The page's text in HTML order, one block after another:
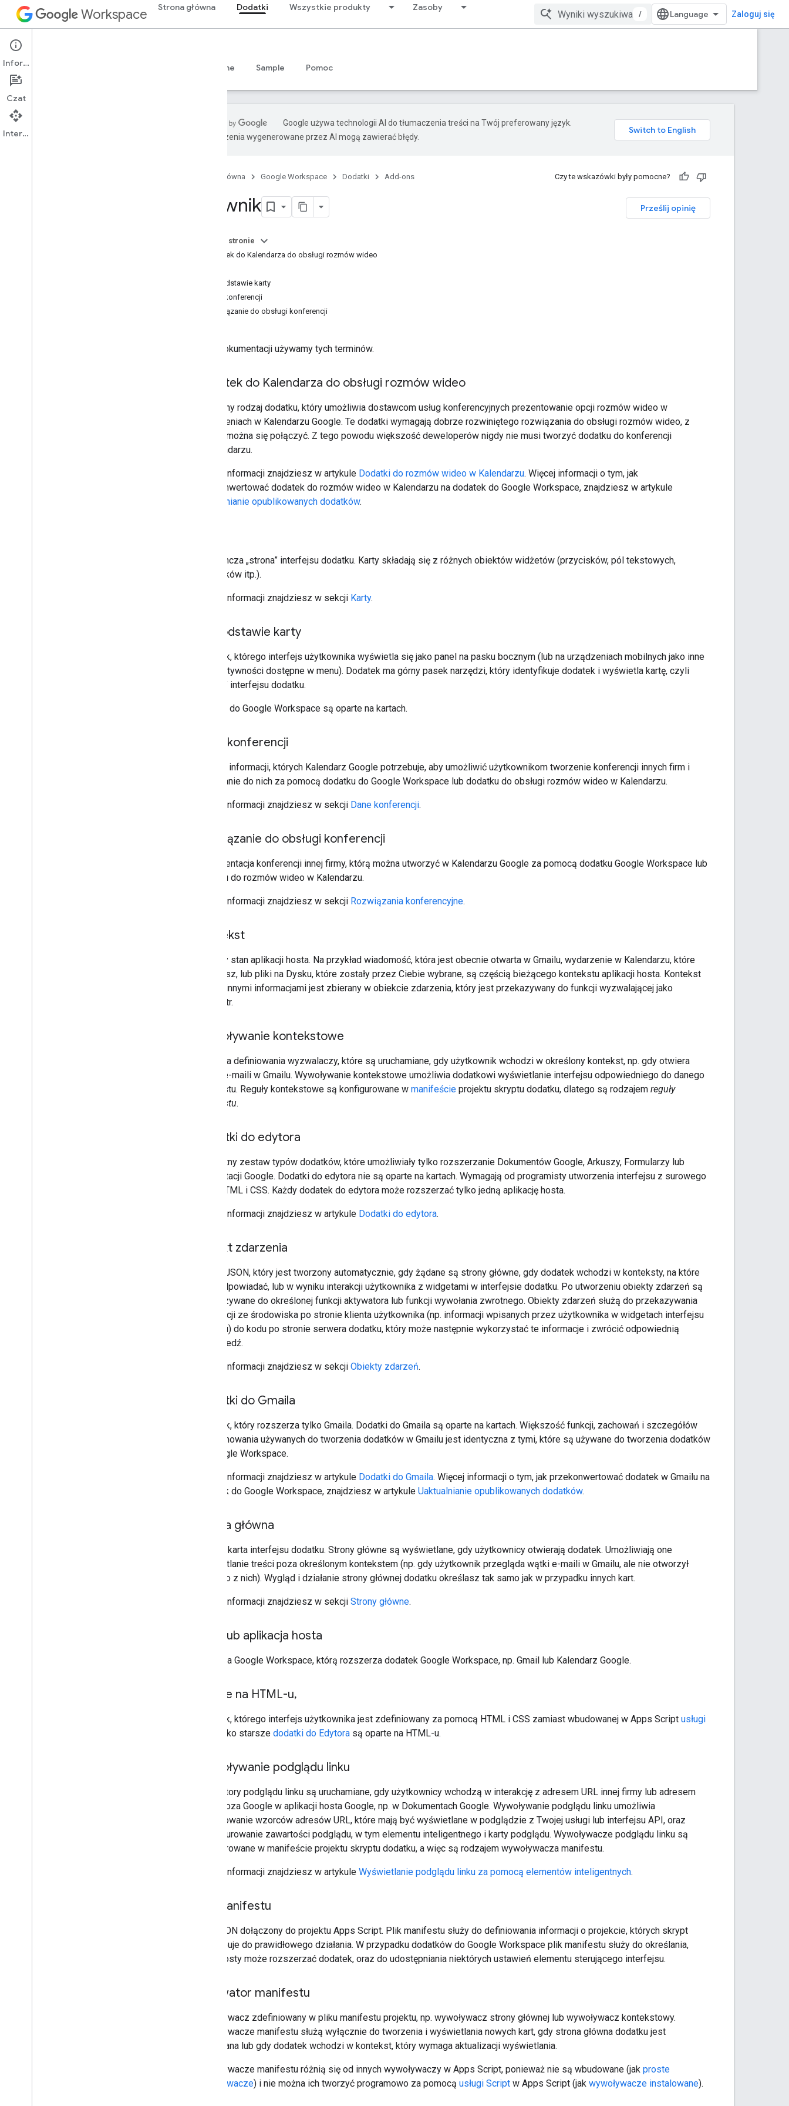
Workspace Strona główna Dodatki Wszystkie produkty Zasoby
/ Zaloguj się
Add-ons
Przegląd Materiały referencyjne Sample Pomoc
Google używa technologii AI do tłumaczenia treści na Twój preferowany język.
Tłumaczenia wygenerowane przez AI mogą zawierać błędy.
Strona główna Google Workspace Dodatki Add-ons Czy te wskazówki były pomocne?
Prześlij opinię
Słownik
Na tej stronie
Dodatek do Kalendarza do obsługi rozmów wideo
Na podstawie karty
Dane konferencji
Rozwiązanie do obsługi konferencji
W tej dokumentacji używamy tych terminów.
Dodatek do Kalendarza do obsługi rozmów wideo
Specjalny rodzaj dodatku, który umożliwia dostawcom usług konferencyjnych prezentowanie opcji rozmów wideo w
wydarzeniach w Kalendarzu Google. Te dodatki wymagają dobrze rozwiniętego rozwiązania do obsługi rozmów wideo, z
którym można się połączyć. Z tego powodu większość deweloperów nigdy nie musi tworzyć dodatku do konferencji
w Kalendarzu.
Więcej informacji znajdziesz w artykule Dodatki do rozmów wideo w Kalendarzu. Więcej informacji o tym, jak
przekonwertować dodatek do rozmów wideo w Kalendarzu na dodatek do Google Workspace, znajdziesz w artykule
Uaktualnianie opublikowanych dodatków.
Pojedyncza „strona” interfejsu dodatku. Karty składają się z różnych obiektów widżetów (przycisków, pól tekstowych,
nagłówków itp.).
Więcej informacji znajdziesz w sekcji Karty.
Na podstawie karty
Dodatek, którego interfejs użytkownika wyświetla się jako panel na pasku bocznym (lub na urządzeniach mobilnych jako inne
okno aktywności dostępne w menu). Dodatek ma górny pasek narzędzi, który identyfikuje dodatek i wyświetla kartę, czyli
„stronę” interfejsu dodatku.
Dodatki do Google Workspace są oparte na kartach.
Dane konferencji
Zestaw informacji, których Kalendarz Google potrzebuje, aby umożliwić użytkownikom tworzenie konferencji innych firm i
dołączanie do nich za pomocą dodatku do Google Workspace lub dodatku do obsługi rozmów wideo w Kalendarzu.
Więcej informacji znajdziesz w sekcji Dane konferencji.
Rozwiązanie do obsługi konferencji
Reprezentacja konferencji innej firmy, którą można utworzyć w Kalendarzu Google za pomocą dodatku Google Workspace lub
dodatku do rozmów wideo w Kalendarzu.
Więcej informacji znajdziesz w sekcji Rozwiązania konferencyjne.
Kontekst
Bieżący stan aplikacji hosta. Na przykład wiadomość, która jest obecnie otwarta w Gmailu, wydarzenie w Kalendarzu, które
edytujesz, lub pliki na Dysku, które zostały przez Ciebie wybrane, są częścią bieżącego kontekstu aplikacji hosta. Kontekst
wraz z innymi informacjami jest zbierany w obiekcie zdarzenia, który jest przekazywany do funkcji wyzwalającej jako
parametr.
Wywoływanie kontekstowe
Praktyka definiowania wyzwalaczy, które są uruchamiane, gdy użytkownik wchodzi w określony kontekst, np. gdy otwiera
wątek e-maili w Gmailu. Wywoływanie kontekstowe umożliwia dodatkowi wyświetlanie interfejsu odpowiedniego do danego
kontekstu. Reguły kontekstowe są konfigurowane w manifeście projektu skryptu dodatku, dlatego są rodzajem reguły
manifestu.
Dodatki do edytora
Pierwotny zestaw typów dodatków, które umożliwiały tylko rozszerzanie Dokumentów Google, Arkuszy, Formularzy lub
Prezentacji Google. Dodatki do edytora nie są oparte na kartach. Wymagają od programisty utworzenia interfejsu z surowego
kodu HTML i CSS. Każdy dodatek do edytora może rozszerzać tylko jedną aplikację hosta.
Więcej informacji znajdziesz w artykule Dodatki do edytora.
Obiekt zdarzenia
Obiekt JSON, który jest tworzony automatycznie, gdy żądane są strony główne, gdy dodatek wchodzi w konteksty, na które
musi odpowiadać, lub w wyniku interakcji użytkownika z widgetami w interfejsie dodatku. Po utworzeniu obiekty zdarzeń są
przekazywane do określonej funkcji aktywatora lub funkcji wywołania zwrotnego. Obiekty zdarzeń służą do przekazywania
informacji ze środowiska po stronie klienta użytkownika (np. informacji wpisanych przez użytkownika w widgetach interfejsu
dodatku) do kodu po stronie serwera dodatku, który może następnie wykorzystać te informacje i zwrócić odpowiednią
odpowiedź.
Więcej informacji znajdziesz w sekcji Obiekty zdarzeń.
Dodatki do Gmaila
Dodatek, który rozszerza tylko Gmaila. Dodatki do Gmaila są oparte na kartach. Większość funkcji, zachowań i szczegółów
programowania używanych do tworzenia dodatków w Gmailu jest identyczna z tymi, które są używane do tworzenia dodatków
do Google Workspace.
Więcej informacji znajdziesz w artykule Dodatki do Gmaila. Więcej informacji o tym, jak przekonwertować dodatek w Gmailu na
dodatek do Google Workspace, znajdziesz w artykule Uaktualnianie opublikowanych dodatków.
Strona główna
Główna karta interfejsu dodatku. Strony główne są wyświetlane, gdy użytkownicy otwierają dodatek. Umożliwiają one
wyświetlanie treści poza określonym kontekstem (np. gdy użytkownik przegląda wątki e-maili w Gmailu, ale nie otworzył
żadnego z nich). Wygląd i działanie strony głównej dodatku określasz tak samo jak w przypadku innych kart.
Więcej informacji znajdziesz w sekcji Strony główne.
Host lub aplikacja hosta
Aplikacja Google Workspace, którą rozszerza dodatek Google Workspace, np. Gmail lub Kalendarz Google.
oparte na HTML-u,
Dodatek, którego interfejs użytkownika jest zdefiniowany za pomocą HTML i CSS zamiast wbudowanej w Apps Script usługi
. Tylko starsze dodatki do Edytora są oparte na HTML-u.
Wywoływanie podglądu linku
Aktywatory podglądu linku są uruchamiane, gdy użytkownicy wchodzą w interakcję z adresem URL innej firmy lub adresem
URL spoza Google w aplikacji hosta Google, np. w Dokumentach Google. Wywoływanie podglądu linku umożliwia
zdefiniowanie wzorców adresów URL, które mają być wyświetlane w podglądzie z Twojej usługi lub interfejsu API, oraz
skonfigurowanie zawartości podglądu, w tym elementu inteligentnego i karty podglądu. Wywoływacze podglądu linku są
konfigurowane w manifeście projektu skryptu dodatku, a więc są rodzajem wywoływacza manifestu.
Więcej informacji znajdziesz w artykule Wyświetlanie podglądu linku za pomocą elementów inteligentnych.
Plik manifestu
Plik JSON dołączony do projektu Apps Script. Plik manifestu służy do definiowania informacji o projekcie, których skrypt
potrzebuje do prawidłowego działania. W przypadku dodatków do Google Workspace plik manifestu służy do określania,
które hosty może rozszerzać dodatek, oraz do udostępniania niektórych ustawień elementu sterującego interfejsu.
Aktywator manifestu
Wywoływacz zdefiniowany w pliku manifestu projektu, np. wywoływacz strony głównej lub wywoływacz kontekstowy.
Wywoływacze manifestu służą wyłącznie do tworzenia i wyświetlania nowych kart, gdy strona główna dodatku jest
wymagana lub gdy dodatek wchodzi w kontekst, który wymaga aktualizacji wyświetlania.
Wywoływacze manifestu różnią się od innych wywoływaczy w Apps Script, ponieważ nie są wbudowane (jak proste
wywoływacze) i nie można ich tworzyć programowo za pomocą usługi Script w Apps Script (jak wywoływacze instalowane).
Informacje
Czat
Interfejs API